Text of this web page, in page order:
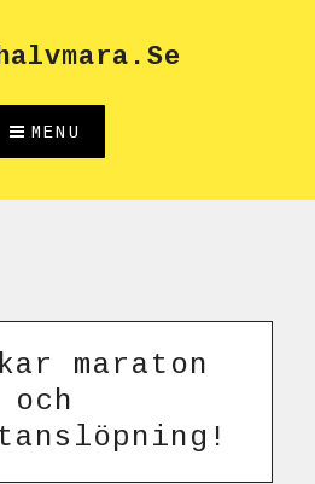
MENU
maraton
och